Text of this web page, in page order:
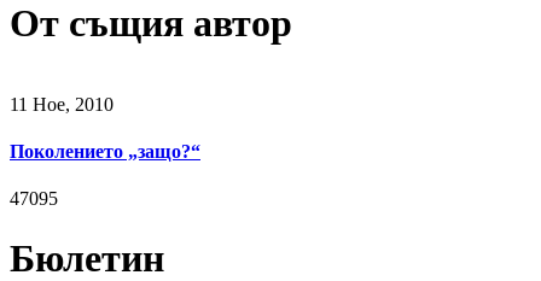
От същия автор
11 Ное, 2010
Поколението „защо?“
47095
Бюлетин